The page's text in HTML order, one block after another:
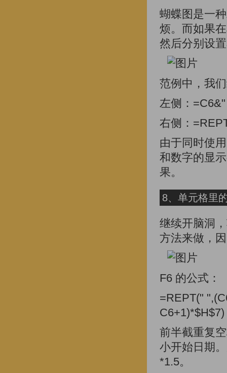
蝴蝶图是一
烦。而如果
然后分别设
范例中，我
左侧：
右侧：
由于同时使
和数字的显
果。
8、单元格里
继续开脑洞
方法来做，
F6 的公式：
=REPT("
C6+1)*$H$7)
前半截重复
小开始日期
*1.5。